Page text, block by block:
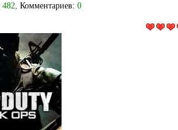
482 Комментариев: 0